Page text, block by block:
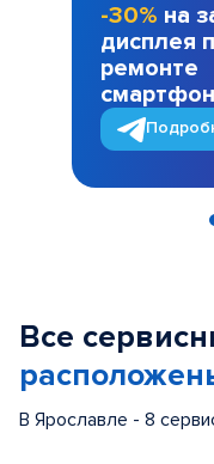
-30% на
дисплея
ремонте
Все
В Ярославле - 8